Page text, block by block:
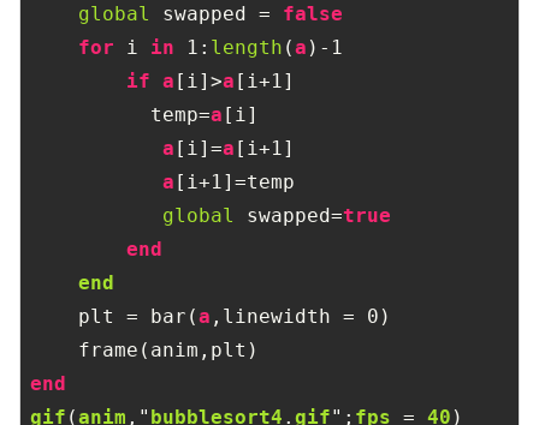
global
swapped = false
for i in 1 : length (a ) -1
if a [i]>a [i+1]
          temp=
a [i]
a [i]=a [i+1]
a [i+1]=temp
global
swapped=true
end
end
    plt = bar(
a ,linewidth = 0 )
end
gif (anim ," bubblesort4 . gif"; fps = 40 )